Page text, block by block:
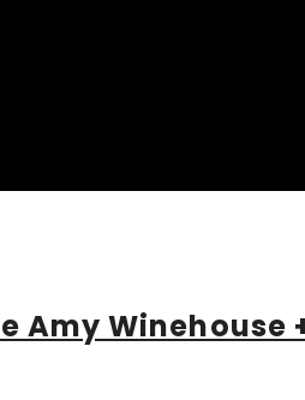
Amy Winehouse